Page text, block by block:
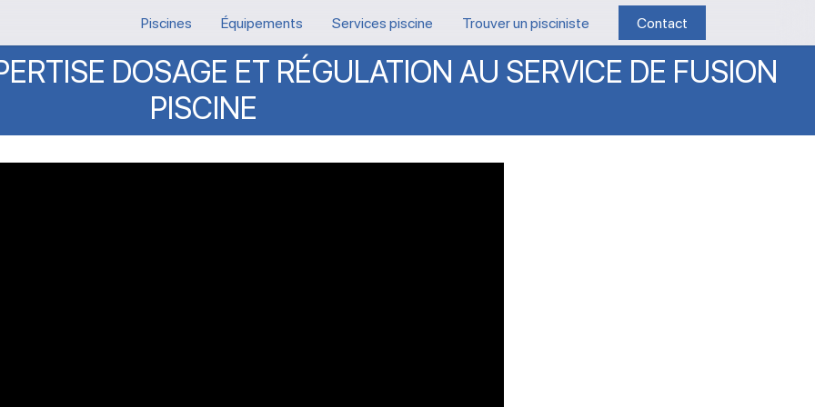
Piscines Équipements Services piscine Trouver un pisciniste Contact
DOSAGE ET RÉGULATION AU SERVICE DE FUSION
PISCINE